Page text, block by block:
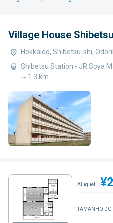
Village House Shibetsu
Hokkaido, Shibetsu-shi,
Shibetsu Station - JR Soya
～1.3 km
Aluguel:
TAMANHO DO